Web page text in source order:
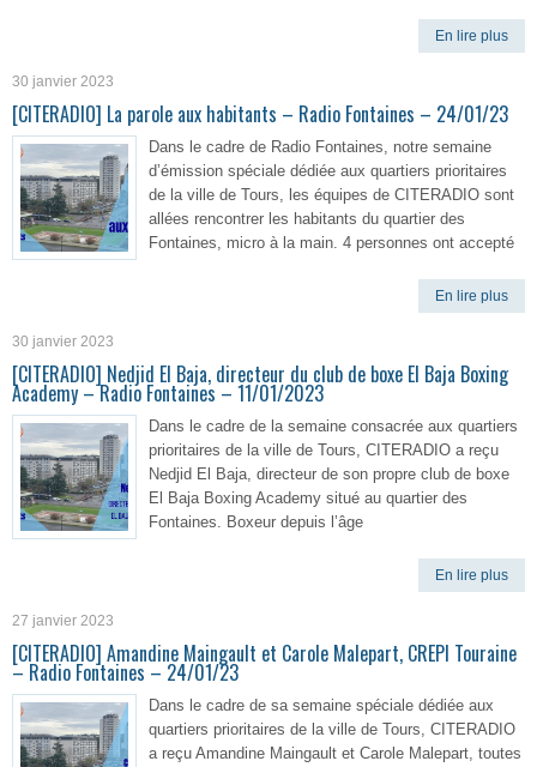
En lire plus
30 janvier 2023
[CITERADIO] La parole aux habitants – Radio Fontaines – 24/01/23
Dans le cadre de Radio Fontaines, notre semaine
d’émission spéciale dédiée aux quartiers prioritaires
de la ville de Tours, les équipes de CITERADIO sont
allées rencontrer les habitants du quartier des
Fontaines, micro à la main. 4 personnes ont accepté
En lire plus
30 janvier 2023
[CITERADIO] Nedjid El Baja, directeur du club de boxe El Baja Boxing
Academy – Radio Fontaines – 11/01/2023
Dans le cadre de la semaine consacrée aux quartiers
prioritaires de la ville de Tours, CITERADIO a reçu
Nedjid El Baja, directeur de son propre club de boxe
El Baja Boxing Academy situé au quartier des
Fontaines. Boxeur depuis l’âge
En lire plus
27 janvier 2023
[CITERADIO] Amandine Maingault et Carole Malepart, CREPI Touraine
– Radio Fontaines – 24/01/23
Dans le cadre de sa semaine spéciale dédiée aux
quartiers prioritaires de la ville de Tours, CITERADIO
a reçu Amandine Maingault et Carole Malepart, toutes